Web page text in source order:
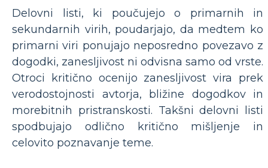
Delovni listi, ki poučujejo o primarnih in
sekundarnih virih, poudarjajo, da medtem ko
primarni viri ponujajo neposredno povezavo z
dogodki, zanesljivost ni odvisna samo od vrste.
Otroci kritično ocenijo zanesljivost vira prek
verodostojnosti avtorja, bližine dogodkov in
morebitnih pristranskosti. Takšni delovni listi
spodbujajo odlično kritično mišljenje in
celovito poznavanje teme.